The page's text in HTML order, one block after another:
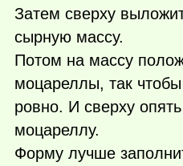
Затем сверху
сырную массу.
Потом на массу
моцареллы, так
ровно. И сверху
моцареллу.
Форму лучше